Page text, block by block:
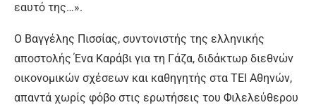
εαυτό της…».
Ο Βαγγέλης Πισσίας, συντονιστής της ελληνικής
αποστολής Ένα Καράβι για τη Γάζα, διδάκτωρ διεθνών
οικονομικών σχέσεων και καθηγητής στα ΤΕΙ Αθηνών,
απαντά χωρίς φόβο στις ερωτήσεις του Φιλελεύθερου